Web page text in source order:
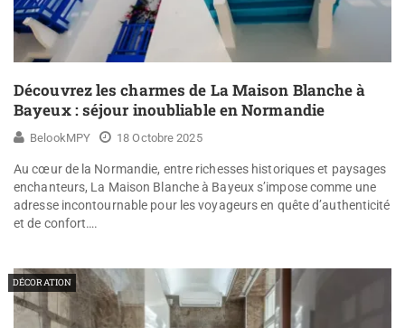
Découvrez les charmes de La Maison Blanche à
Bayeux : séjour inoubliable en Normandie
BelookMPY 18 Octobre 2025
Au cœur de la Normandie, entre richesses historiques et paysages
enchanteurs, La Maison Blanche à Bayeux s’impose comme une
adresse incontournable pour les voyageurs en quête d’authenticité
et de confort….
DÉCORATION